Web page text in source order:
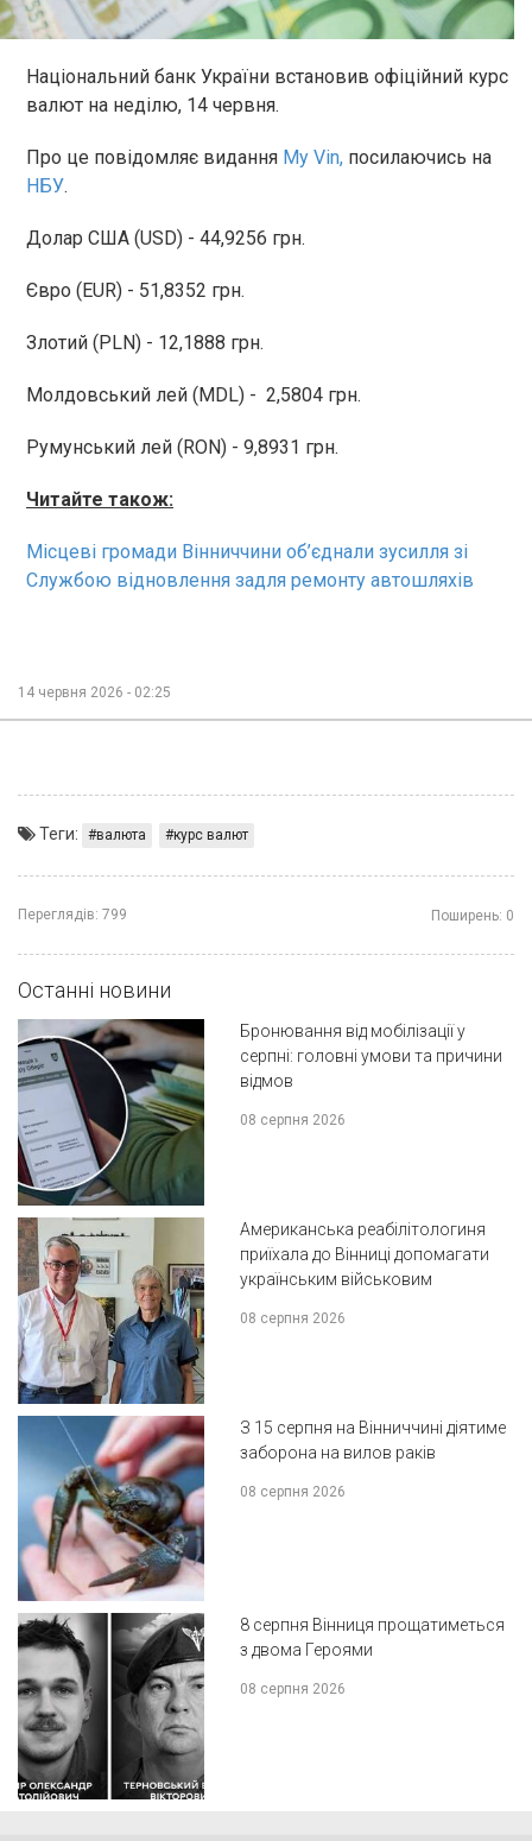
Національний банк України встановив офіційний курс
валют на неділю, 14 червня.
Про це повідомляє видання My Vin, посилаючись на
НБУ.
Долар США (USD) - 44,9256 грн.
Євро (EUR) - 51,8352 грн.
Злотий (PLN) - 12,1888 грн.
Молдовський лей (MDL) - 2,5804 грн.
Румунський лей (RON) - 9,8931 грн.
Читайте також:
Місцеві громади Вінниччини об’єднали зусилля зі
Службою відновлення задля ремонту автошляхів
14 червня 2026 - 02:25
Теги: валюта курс валют
Переглядів: 799 Поширень: 0
Останні новини
Бронювання від мобілізації у
серпні: головні умови та причини
відмов
08 серпня 2026
Американська реабілітологиня
приїхала до Вінниці допомагати
українським військовим
08 серпня 2026
З 15 серпня на Вінниччині діятиме
заборона на вилов раків
08 серпня 2026
8 серпня Вінниця прощатиметься
з двома Героями
08 серпня 2026